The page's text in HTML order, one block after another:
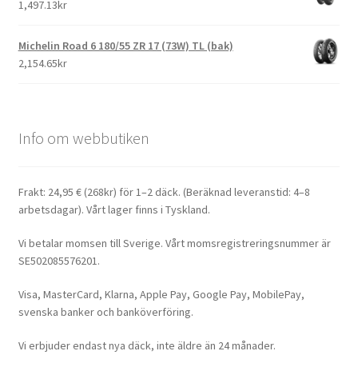
1,497.13kr
Michelin Road 6 180/55 ZR 17 (73W) TL (bak)
2,154.65kr
Info om webbutiken
Frakt: 24,95 € (268kr) för 1–2 däck. (Beräknad leveranstid: 4–8
arbetsdagar). Vårt lager finns i Tyskland.
Vi betalar momsen till Sverige. Vårt momsregistreringsnummer är
SE502085576201.
Visa, MasterCard, Klarna, Apple Pay, Google Pay, MobilePay,
svenska banker och banköverföring.
Vi erbjuder endast nya däck, inte äldre än 24 månader.